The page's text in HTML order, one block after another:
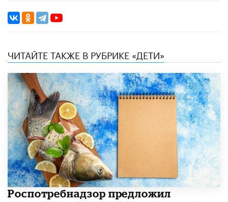
ЧИТАЙТЕ ТАКЖЕ В РУБРИКЕ «ДЕТИ»
Роспотребнадзор предложил